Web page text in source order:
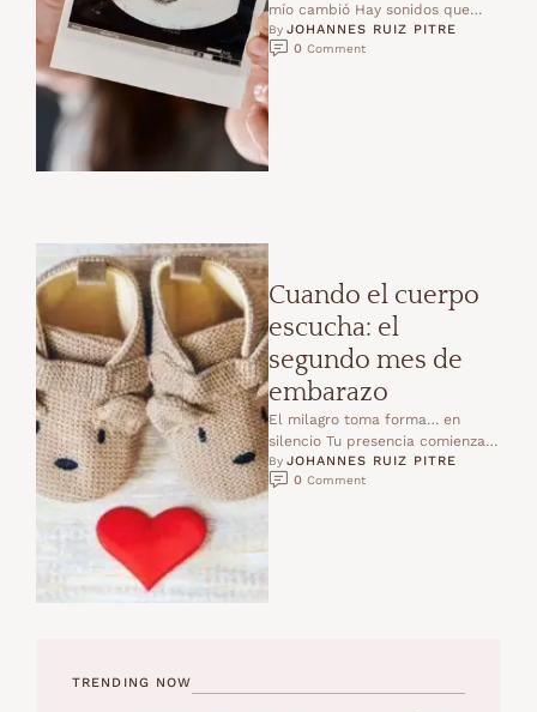
mío cambió Hay sonidos que
marcan para siempre.Un “te
amo”, una risa inesperada,o …
By JOHANNES RUIZ PITRE
0 Comment
Cuando el cuerpo
escucha: el
segundo mes de
embarazo
El milagro toma forma… en
silencio Tu presencia comienza a
sentirse.Pequeña como una
semilla…y ya tan poderosa.En
By JOHANNES RUIZ PITRE
0 Comment
TRENDING NOW